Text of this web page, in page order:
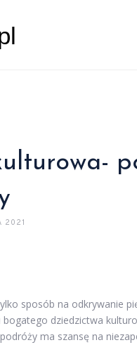
2021
sposób na odkrywanie
dziedzictwa
ma szansę na